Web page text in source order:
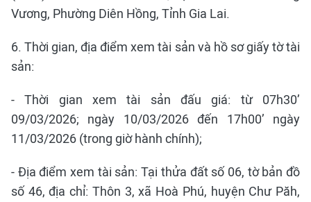
Vương, Phường Diên Hồng, Tỉnh Gia Lai.
6. Thời gian, địa điểm xem tài sản và hồ sơ giấy tờ tài
sản:
- Thời gian xem tài sản đấu giá: từ 07h30’
09/03/2026; ngày 10/03/2026 đến 17h00’ ngày
11/03/2026 (trong giờ hành chính);
- Địa điểm xem tài sản: Tại thửa đất số 06, tờ bản đồ
số 46, địa chỉ: Thôn 3, xã Hoà Phú, huyện Chư Păh,